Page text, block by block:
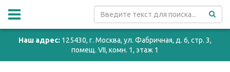
Наш адрес: 125430, г. Москва, ул. Фабричная, д. 6, стр. 3,
помещ. VII, комн. 1, этаж 1